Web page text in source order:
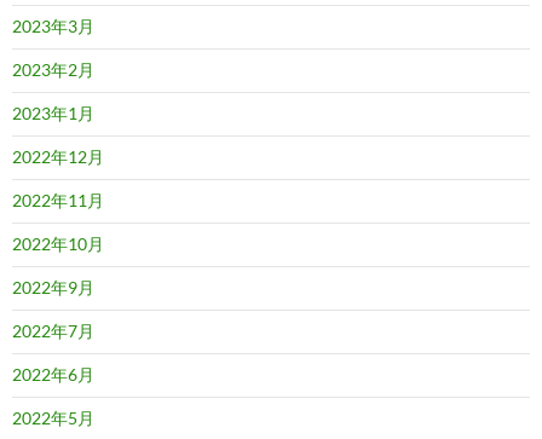
2023年3月
2023年2月
2023年1月
2022年12月
2022年11月
2022年10月
2022年9月
2022年7月
2022年6月
2022年5月